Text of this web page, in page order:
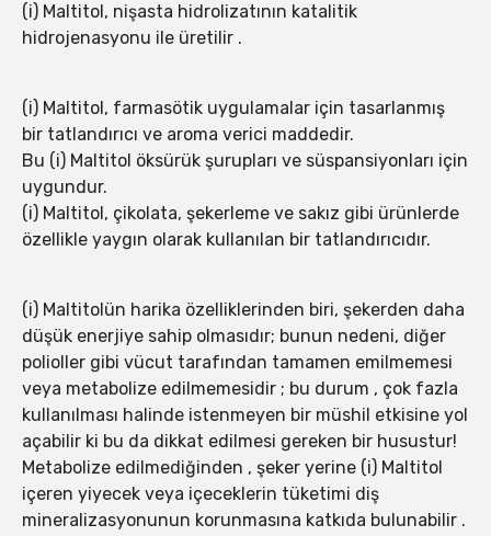
(i) Maltitol, nişasta hidrolizatının katalitik
hidrojenasyonu ile üretilir .
(i) Maltitol, farmasötik uygulamalar için tasarlanmış
bir tatlandırıcı ve aroma verici maddedir.
Bu (i) Maltitol öksürük şurupları ve süspansiyonları için
uygundur.
(i) Maltitol, çikolata, şekerleme ve sakız gibi ürünlerde
özellikle yaygın olarak kullanılan bir tatlandırıcıdır.
(i) Maltitolün harika özelliklerinden biri, şekerden daha
düşük enerjiye sahip olmasıdır; bunun nedeni, diğer
polioller gibi vücut tarafından tamamen emilmemesi
veya metabolize edilmemesidir ; bu durum , çok fazla
kullanılması halinde istenmeyen bir müshil etkisine yol
açabilir ki bu da dikkat edilmesi gereken bir husustur!
Metabolize edilmediğinden , şeker yerine (i) Maltitol
içeren yiyecek veya içeceklerin tüketimi diş
mineralizasyonunun korunmasına katkıda bulunabilir .